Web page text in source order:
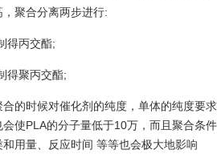
聚合分离两步进行:
得丙交酯;
得聚丙交酯;
的时候对催化剂的纯度，单体的纯度要求
使PLA的分子量低于10万，而且聚合条件
用量、反应时间 等等也会极大地影响